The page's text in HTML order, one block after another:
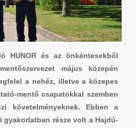
HUNOR és az önkéntesekből
május közepén
a nehéz, illetve a közepes
mentő csapatokkal szemben
követelményeknek. Ebben a
gyakorlatban része volt a Hajdú-